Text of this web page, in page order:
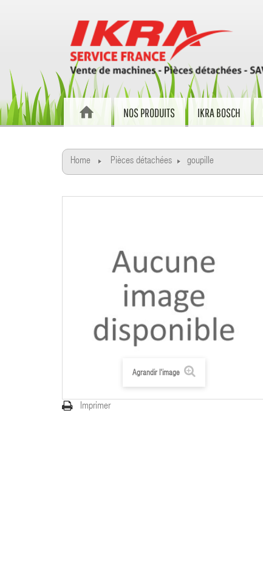
NOS PRODUITS IKRA BOSCH
Home Pièces détachées goupille
Agrandir l'image
Imprimer